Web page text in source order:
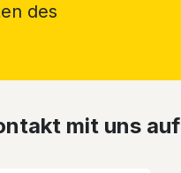
des
mit uns auf